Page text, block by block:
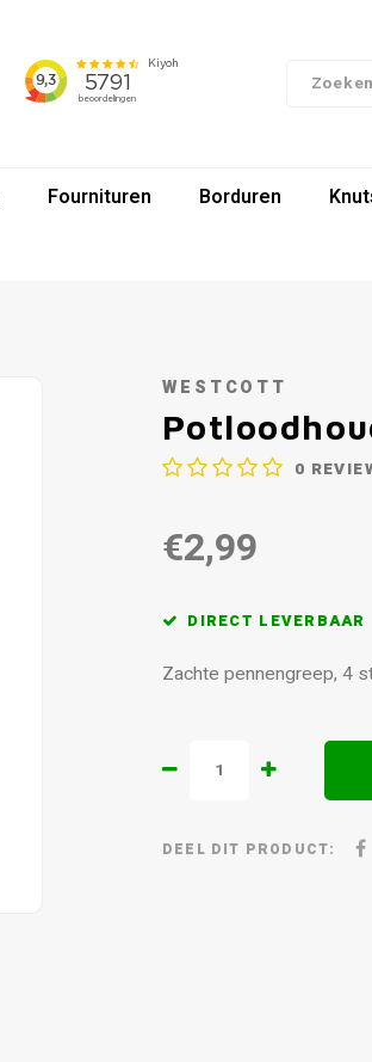
Fournituren Borduren
WESTCOTT
0
€2,99
DIRECT LEVERBAAR
Zachte pennengreep, 4
DEEL DIT PRODUCT: